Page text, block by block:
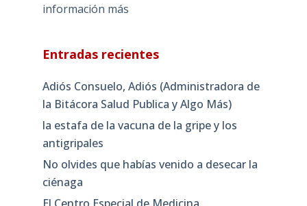
información más
Entradas recientes
Adiós Consuelo, Adiós (Administradora de
la Bitácora Salud Publica y Algo Más)
la estafa de la vacuna de la gripe y los
antigripales
No olvides que habías venido a desecar la
ciénaga